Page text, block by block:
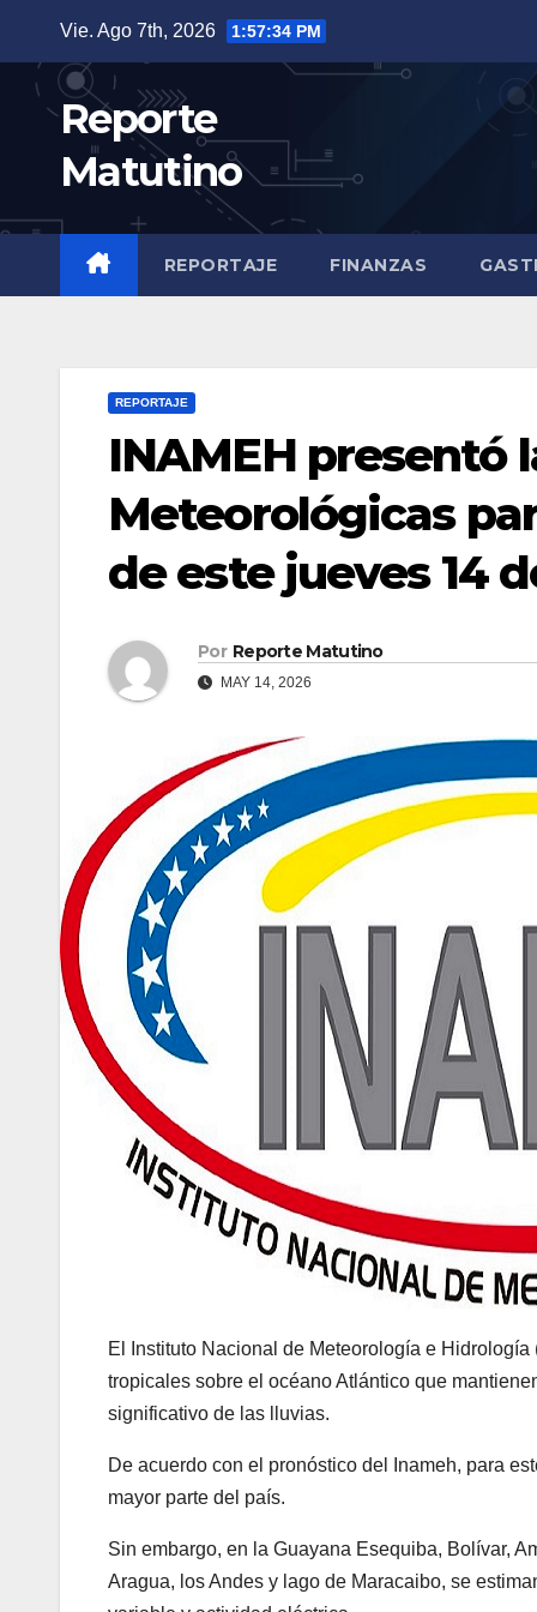
contenido
Vie. Ago 7th, 2026 1:57:35 PM
Reporte
Matutino
REPORTAJE FINANZAS
REPORTAJE
INAMEH presentó
Meteorológicas
de este jueves 14
Por Reporte Matutino
MAY 14, 2026
El Instituto Nacional de Meteorología e
tropicales sobre el océano Atlántico que
significativo de las lluvias.
De acuerdo con el pronóstico del Inameh, para
mayor parte del país.
Sin embargo, en la Guayana Esequiba, Bolívar,
Aragua, los Andes y lago de Maracaibo, se